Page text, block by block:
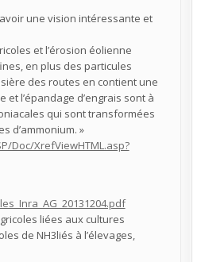
une vision intéressante et
et l’érosion éolienne
en plus des particules
des routes en contient une
et l’épandage d’engrais sont à
qui sont transformées
d’ammonium. »
Doc/XrefViewHTML.asp?
liées aux cultures
de NH3liés à l’élevages,